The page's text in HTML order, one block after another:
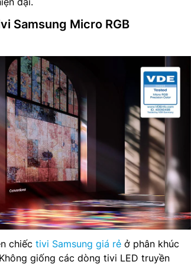
Samsung Micro RGB
chiếc tivi Samsung giá rẻ ở phân khúc
giống các dòng tivi LED truyền